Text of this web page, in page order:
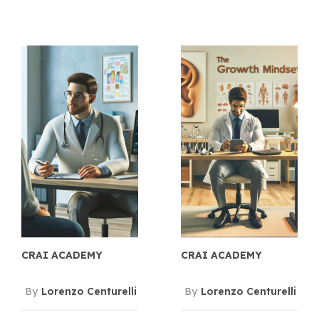
CRAI ACADEMY
By Lorenzo Centurelli
CRAI ACADEMY
By Lorenzo Centurelli